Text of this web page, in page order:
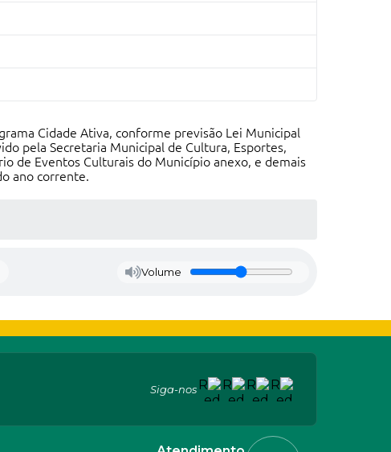
Cidade Ativa, conforme previsão Lei Municipal
pela Secretaria Municipal de Cultura, Esportes,
de Eventos Culturais do Município anexo, e demais
ano corrente.
Volume
Siga-nos